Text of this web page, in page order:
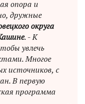
опора и
дружные
округа
. - К
увлечь
Многое
источников, с
В первую
программа